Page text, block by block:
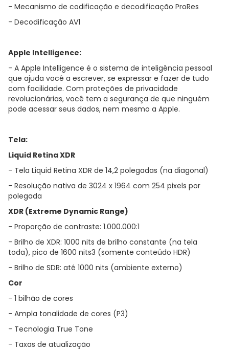
- Mecanismo de codificação e decodificação ProRes
- Decodificação AV1
Apple Intelligence:
- A Apple Intelligence é o sistema de inteligência pessoal
que ajuda você a escrever, se expressar e fazer de tudo
com facilidade. Com proteções de privacidade
revolucionárias, você tem a segurança de que ninguém
pode acessar seus dados, nem mesmo a Apple.
Tela:
Liquid Retina XDR
- Tela Liquid Retina XDR de 14,2 polegadas (na diagonal)
- Resolução nativa de 3024 x 1964 com 254 pixels por
polegada
XDR (Extreme Dynamic Range)
- Proporção de contraste: 1.000.000:1
- Brilho de XDR: 1000 nits de brilho constante (na tela
toda), pico de 1600 nits3 (somente conteúdo HDR)
- Brilho de SDR: até 1000 nits (ambiente externo)
Cor
- 1 bilhão de cores
- Ampla tonalidade de cores (P3)
- Tecnologia True Tone
- Taxas de atualização